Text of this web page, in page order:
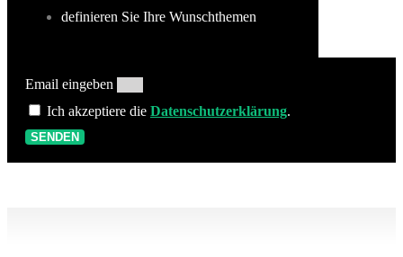
definieren Sie Ihre Wunschthemen
Email eingeben
Ich akzeptiere die Datenschutzerklärung.
SENDEN